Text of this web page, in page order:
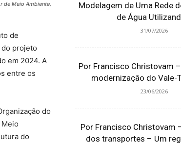
de Meio Ambiente,
de
do projeto
em 2024. A
entre os
do
do
Modelagem de Uma Rede
de Água
31/07/2026
Por Francisco Christovam
modernização do Vale-
23/06/2026
Por Francisco Christovam
dos transportes – Um